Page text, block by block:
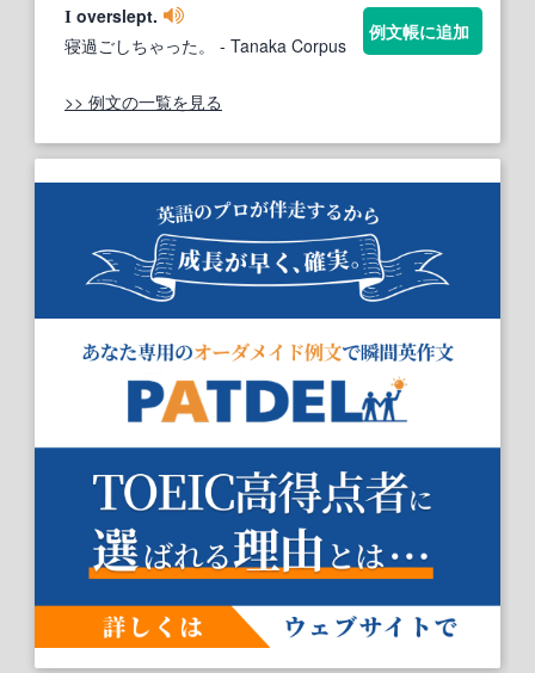
I overslept.
寝過ごしちゃった。
- Tanaka Corpus
例文帳に追加
>> 例文の一覧を見る